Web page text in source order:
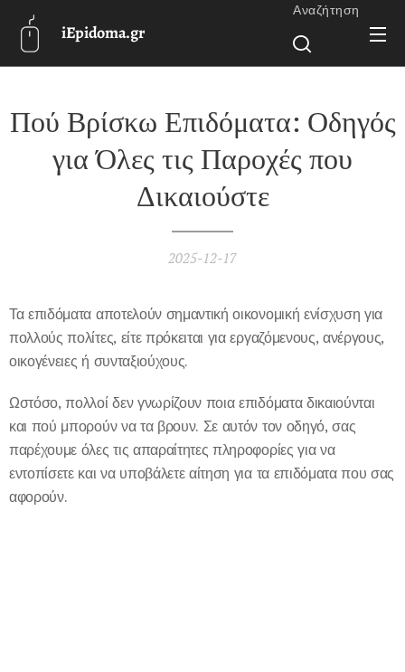
iEpidoma.gr
Αναζήτηση
Πού Βρίσκω Επιδόματα: Οδηγός
για Όλες τις Παροχές που
Δικαιούστε
2025-12-17
Τα επιδόματα αποτελούν σημαντική οικονομική ενίσχυση για
πολλούς πολίτες, είτε πρόκειται για εργαζόμενους, ανέργους,
οικογένειες ή συνταξιούχους.
Ωστόσο, πολλοί δεν γνωρίζουν ποια επιδόματα δικαιούνται
και πού μπορούν να τα βρουν. Σε αυτόν τον οδηγό, σας
παρέχουμε όλες τις απαραίτητες πληροφορίες για να
εντοπίσετε και να υποβάλετε αίτηση για τα επιδόματα που σας
αφορούν.